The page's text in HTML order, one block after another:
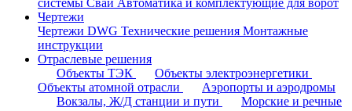
системы Cваи Автоматика и комплектующие для ворот
Чертежи
Чертежи DWG Технические решения Монтажные
инструкции
Отраслевые решения
Объекты ТЭК
Объекты электроэнергетики
Объекты атомной отрасли
Аэропорты и аэродромы
Вокзалы, Ж/Д станции и пути
Морские и речные